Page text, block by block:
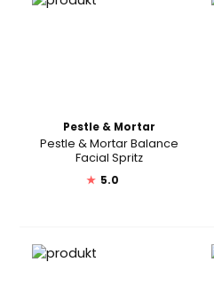
Pestle & Mortar
Pestle & Mortar Balance
Facial Spritz
★ 5.0